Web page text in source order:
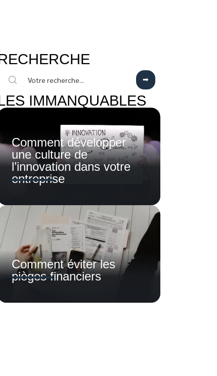
IMMANQUABLES
Comment développer
une culture de
l’innovation dans votre
entreprise
Comment éviter les
pièges financiers